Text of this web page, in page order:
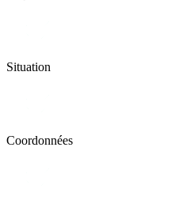
Situation
Coordonnées